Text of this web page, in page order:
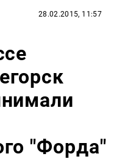
28.02.2015, 11:57
"Форда"